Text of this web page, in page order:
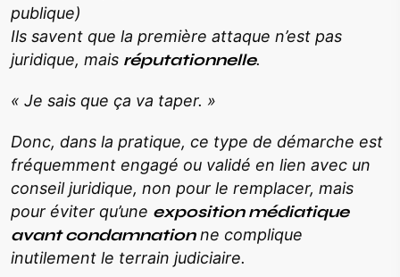
publique)
Ils savent que la première attaque n’est pas
juridique, mais réputationnelle.
« Je sais que ça va taper. »
Donc, dans la pratique, ce type de démarche est
fréquemment engagé ou validé en lien avec un
conseil juridique, non pour le remplacer, mais
pour éviter qu’une exposition médiatique
avant condamnationne complique
inutilement le terrain judiciaire.